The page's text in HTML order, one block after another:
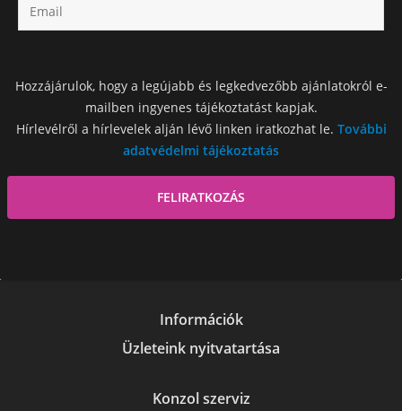
Hozzájárulok, hogy a legújabb és legkedvezőbb ajánlatokról e-
mailben ingyenes tájékoztatást kapjak.
Hírlevélről a hírlevelek alján lévő linken iratkozhat le. További
adatvédelmi tájékoztatás
Információk
Üzleteink nyitvatartása
Konzol szerviz